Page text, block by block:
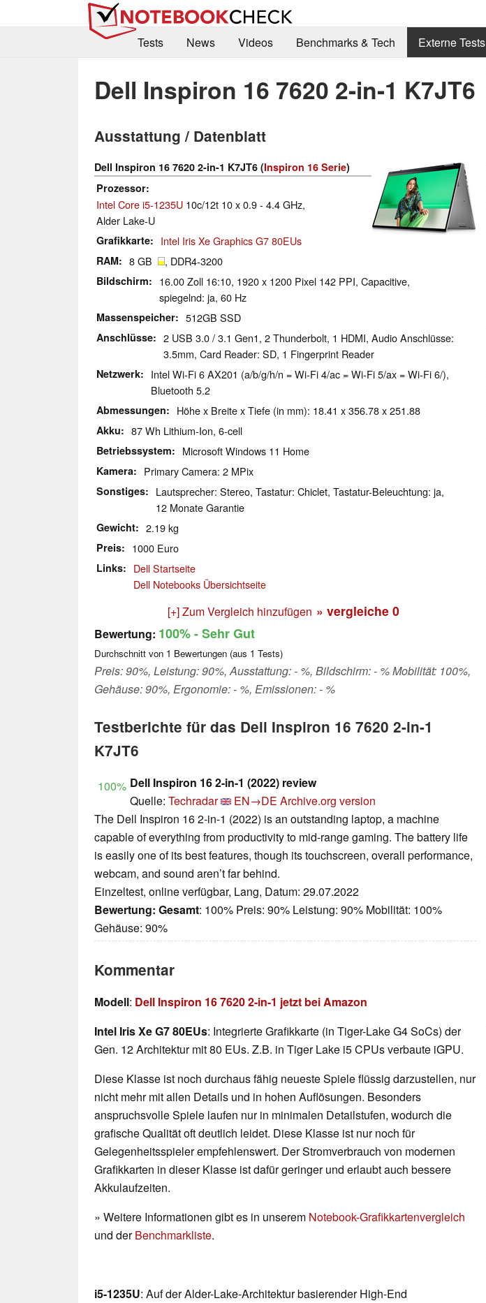
Tests
News Videos Benchmarks & Tech Externe Tests
Dell Inspiron 16 7620 2-in-1 K7JT6
Ausstattung / Datenblatt
Dell Inspiron 16 7620 2-in-1 K7JT6 (Inspiron 16 Serie)
Prozessor
Intel Core i5-1235U 10c/12t 10 x 0.9 - 4.4 GHz,
Alder Lake-U
Grafikkarte Intel Iris Xe Graphics G7 80EUs
RAM 8 GB , DDR4-3200
Bildschirm
16.00 Zoll 16:10, 1920 x 1200 Pixel 142 PPI, Capacitive,
spiegelnd: ja, 60 Hz
Massenspeicher 512GB SSD
Anschlüsse
2 USB 3.0 / 3.1 Gen1, 2 Thunderbolt, 1 HDMI, Audio Anschlüsse:
3.5mm, Card Reader: SD, 1 Fingerprint Reader
Netzwerk
Intel Wi-Fi 6 AX201 (a/b/g/h/n = Wi-Fi 4/ac = Wi-Fi 5/ax = Wi-Fi 6/),
Bluetooth 5.2
Abmessungen Höhe x Breite x Tiefe (in mm): 18.41 x 356.78 x 251.88
Akku 87 Wh Lithium-Ion, 6-cell
Betriebssystem Microsoft Windows 11 Home
Kamera Primary Camera: 2 MPix
Sonstiges
Lautsprecher: Stereo, Tastatur: Chiclet, Tastatur-Beleuchtung: ja,
12 Monate Garantie
Gewicht 2.19 kg
Preis 1000 Euro
Links
Dell Startseite
Dell Notebooks Übersichtseite
[+] Zum Vergleich hinzufügen » vergleiche 0
Bewertung: 100%- Sehr Gut
Durchschnitt von 1 Bewertungen (aus 1 Tests)
Preis: 90%, Leistung: 90%, Ausstattung: - %, Bildschirm: - % Mobilität: 100%,
Gehäuse: 90%, Ergonomie: - %, Emissionen: - %
Testberichte für das Dell Inspiron 16 7620 2-in-1
K7JT6
100% Dell Inspiron 16 2-in-1 (2022) review
Quelle: Techradar EN→DE Archive.org version
The Dell Inspiron 16 2-in-1 (2022) is an outstanding laptop, a machine
capable of everything from productivity to mid-range gaming. The battery life
is easily one of its best features, though its touchscreen, overall performance,
webcam, and sound aren’t far behind.
Einzeltest, online verfügbar, Lang, Datum: 29.07.2022
Bewertung: Gesamt: 100% Preis: 90% Leistung: 90% Mobilität: 100%
Gehäuse: 90%
Kommentar
Modell: Dell Inspiron 16 7620 2-in-1 jetzt bei Amazon
Intel Iris Xe G7 80EUs: Integrierte Grafikkarte (in Tiger-Lake G4 SoCs) der
Gen. 12 Architektur mit 80 EUs. Z.B. in Tiger Lake i5 CPUs verbaute iGPU.
Diese Klasse ist noch durchaus fähig neueste Spiele flüssig darzustellen, nur
nicht mehr mit allen Details und in hohen Auflösungen. Besonders
anspruchsvolle Spiele laufen nur in minimalen Detailstufen, wodurch die
grafische Qualität oft deutlich leidet. Diese Klasse ist nur noch für
Gelegenheitsspieler empfehlenswert. Der Stromverbrauch von modernen
Grafikkarten in dieser Klasse ist dafür geringer und erlaubt auch bessere
Akkulaufzeiten.
» Weitere Informationen gibt es in unserem Notebook-Grafikkartenvergleich
und derBenchmarkliste.
i5-1235U: Auf der Alder-Lake-Architektur basierender High-End